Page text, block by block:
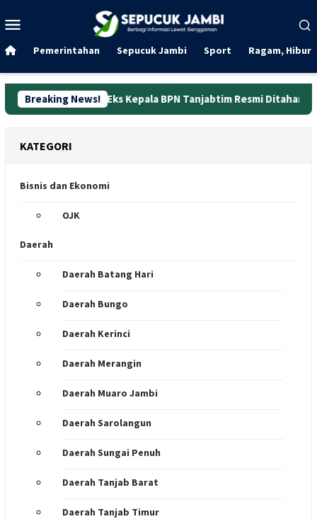
ke
Mobile
Pemerintahan Sepucuk Jambi Sport Ragam,
Breaking News!
Eks Kepala BPN Tanjabtim Resmi Ditahan Dunia
KATEGORI
Bisnis dan Ekonomi
OJK
Daerah
Daerah Batang Hari
Daerah Bungo
Daerah Kerinci
Daerah Merangin
Daerah Muaro Jambi
Daerah Sarolangun
Daerah Sungai Penuh
Daerah Tanjab Barat
Daerah Tanjab Timur